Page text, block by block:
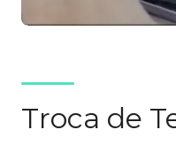
Troca de